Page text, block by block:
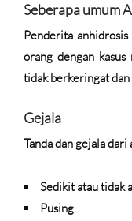
Seberapa umum
Penderita
orang dengan
tidak berkeringat
Gejala
Tanda dan gejala
Sedikit atau tidak
Pusing